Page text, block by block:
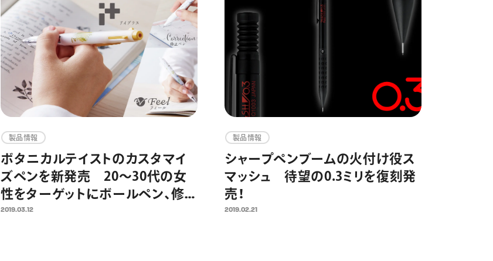
製品情報
ボタニカルテイストのカスタマイ
ズペンを新発売 20～30代の女
性をターゲットにボールペン、修
正ペンもシリーズ展開
2019.03.12
製品情報
シャープペンブームの火付け役ス
マッシュ 待望の0.3ミリを復刻発
売！
2019.02.21